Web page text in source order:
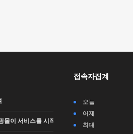
이 서비스를 시작합니다.
접속자집계
오늘
어제
최대